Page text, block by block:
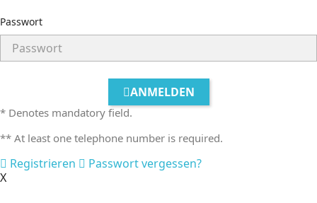
Passwort
ANMELDEN
* Denotes mandatory field.
** At least one telephone number is required.
Registrieren
Passwort vergessen?
X